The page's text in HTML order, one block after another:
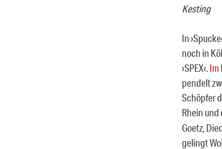
Kesting
In
noch in
›SPEX‹.Im
pendelt
Schöpfer
Rhein
Goetz,
gelingt